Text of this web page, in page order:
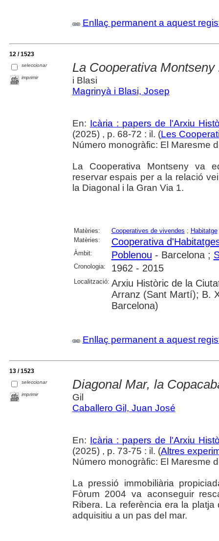
Enllaç permanent a aquest
12 / 1523
seleccionar
imprimir
La Cooperativa
i Blasi
Magrinyà i Blasi, Josep
En: Icària : papers de l'Arxiu
(2025) , p. 68-72 : il. (Les
Número monogràfic: El Maresme
La Cooperativa Montseny va
reservar espais per a la relació
la Diagonal i la Gran Via 1.
Matèries: Cooperatives de vivendes ; Habitatge
Matèries:
Cooperativa
Àmbit: Poblenou - Barcelona ;
Cronologia: 1962 - 2015
Localització: Arxiu Històric de la
Arranz (Sant Martí); B.
Barcelona)
Enllaç permanent a aquest
13 / 1523
seleccionar
imprimir
Diagonal Mar, la
Gil
Caballero Gil, Juan José
En: Icària : papers de l'Arxiu
(2025) , p. 73-75 : il. (Altres
Número monogràfic: El Maresme
La pressió immobiliària
Fòrum 2004 va aconseguir
Ribera. La referència era la
adquisitiu a un pas del mar.